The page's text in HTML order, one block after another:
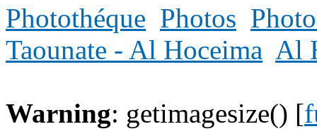
Photothéque Photos
Taounate - Al Hoceima Al
Warning: getimagesize() [